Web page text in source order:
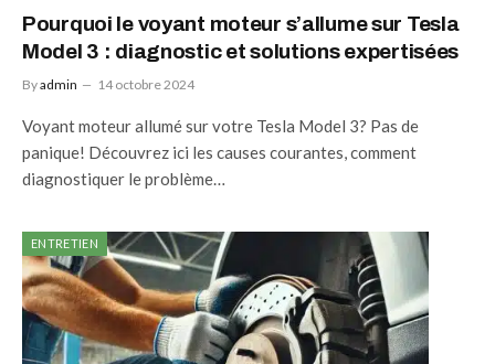
Pourquoi le voyant moteur s’allume sur Tesla
Model 3 : diagnostic et solutions expertisées
Byadmin 14 octobre 2024
Voyant moteur allumé sur votre Tesla Model 3? Pas de
panique! Découvrez ici les causes courantes, comment
diagnostiquer le problème…
ENTRETIEN